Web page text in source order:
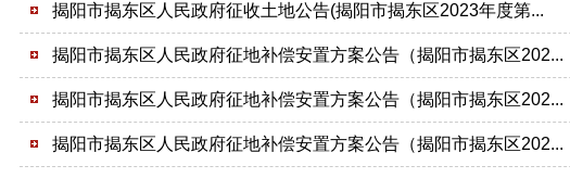
揭阳市揭东区人民政府征收土地公告(揭阳市揭东区2023年度第...
揭阳市揭东区人民政府征地补偿安置方案公告（揭阳市揭东区202...
揭阳市揭东区人民政府征地补偿安置方案公告（揭阳市揭东区202...
揭阳市揭东区人民政府征地补偿安置方案公告（揭阳市揭东区202...